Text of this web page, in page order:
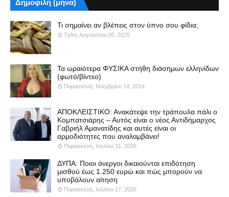
Δημοφιλή (μήνα)
Τι σημαίνει αν βλέπεις στον ύπνο σου φίδια;
Τρίτη, Αυγούστου 05, 2025
Τα ωραιότερα ΦΥΣΙΚΑ στήθη διάσημων ελληνίδων
(φωτό/βίντεο)
Παρασκευή, Νοεμβρίου 14, 2014
ΑΠΟΚΛΕΙΣΤΙΚΟ: Ανακάτεψε την τράπουλα πάλι ο
Κομπατσιάρης – Αυτός είναι ο νέος Αντιδήμαρχος
Γαβριήλ Αμανατίδης και αυτές είναι οι
αρμοδιότητες που αναλαμβάνει!
Παρασκευή, Ιουλίου 31, 2026
ΔΥΠΑ: Ποιοι άνεργοι δικαιούνται επιδότηση
μισθού έως 1.250 ευρώ και πώς μπορούν να
υποβάλουν αίτηση
Παρασκευή, Ιουλίου 17, 2026